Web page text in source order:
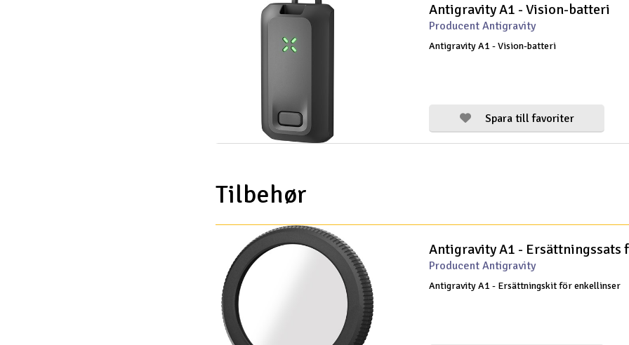
Antigravity A1 - Vision-batteri
Producent Antigravity
Antigravity A1 - Vision-batteri
Spara till favoriter
Tilbehør
Antigravity A1 - Ersättningssats
Producent Antigravity
Antigravity A1 - Ersättningskit för enkellinser